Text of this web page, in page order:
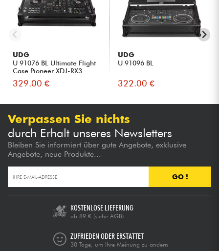
UDG
U 91076 BL Ultimate Flight
Case Pioneer XDJ-RX3
329.00 €
UDG
U 91096 BL
322.00 €
Verpassen Sie nichts
durch Erhalt unseres Newsletters
Bleiben Sie informiert über gute Angebote, exklusive
Angebote, neue Produkte...
GO !
KOSTENLOSE LIEFERUNG
ab 89 € (siehe AGB)
ZUFRIEDEN ODER ERSTATTET
30 Tage, um Ihre Meinung zu ändern